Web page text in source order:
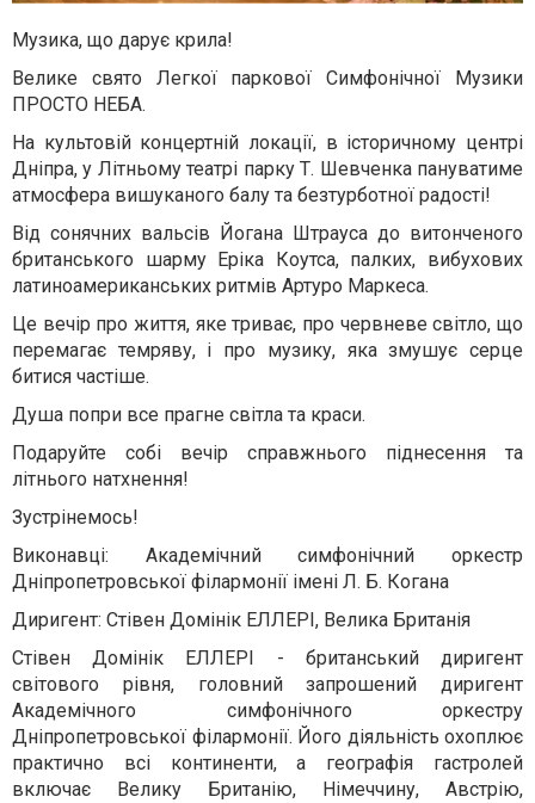
Музика, що дарує крила!
Велике свято Легкої паркової Симфонічної Музики
ПРОСТО НЕБА.
На культовій концертній локації, в історичному центрі
Дніпра, у Літньому театрі парку Т. Шевченка пануватиме
атмосфера вишуканого балу та безтурботної радості!
Від сонячних вальсів Йогана Штрауса до витонченого
британського шарму Еріка Коутса, палких, вибухових
латиноамериканських ритмів Артуро Маркеса.
Це вечір про життя, яке триває, про червневе світло, що
перемагає темряву, і про музику, яка змушує серце
битися частіше.
Душа попри все прагне світла та краси.
Подаруйте собі вечір справжнього піднесення та
літнього натхнення!
Зустрінемось!
Виконавці: Академічний симфонічний оркестр
Дніпропетровської філармонії імені Л. Б. Когана
Диригент: Стівен Домінік ЕЛЛЕРІ, Велика Британія
Стівен Домінік ЕЛЛЕРІ - британський диригент
світового рівня, головний запрошений диригент
Академічного симфонічного оркестру
Дніпропетровської філармонії. Його діяльність охоплює
практично всі континенти, а географія гастролей
включає Велику Британію, Німеччину, Австрію,